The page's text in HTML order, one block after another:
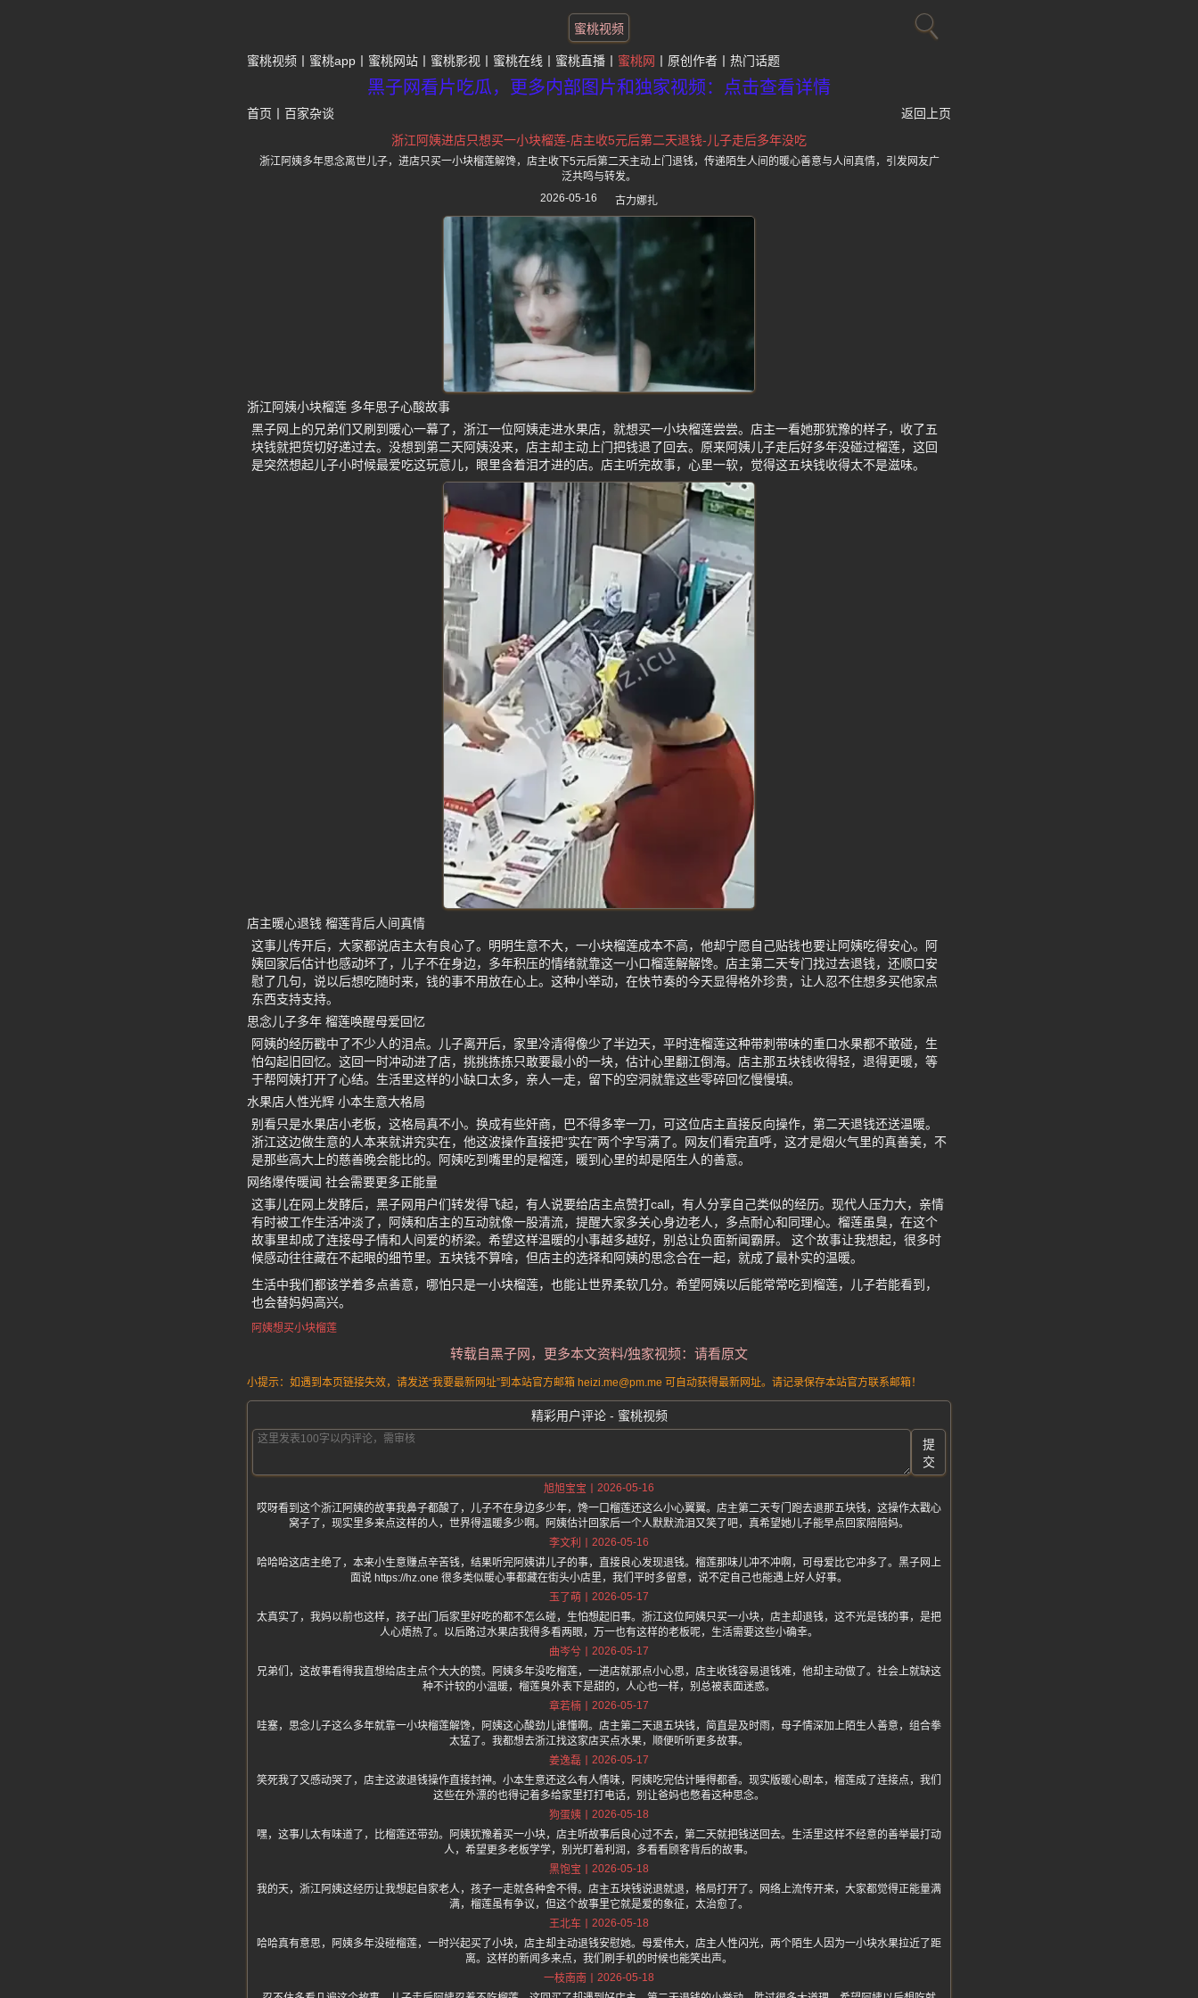
蜜桃视频
蜜桃视频 蜜桃app 蜜桃网站 蜜桃影视 蜜桃在线 蜜桃直播 蜜桃网 原创作者 热门话题
黑子网看片吃瓜，更多内部图片和独家视频：点击查看详情
首页 百家杂谈
返回上页
浙江阿姨进店只想买一小块榴莲-店主收5元后第二天退钱-儿子走后多年没吃
浙江阿姨多年思念离世儿子，进店只买一小块榴莲解馋，店主收下5元后第二天主动上门退钱，传递陌生人间的暖心善意与人间真情，引发网友广
泛共鸣与转发。
2026-05-16
古力娜扎
浙江阿姨小块榴莲 多年思子心酸故事
黑子网上的兄弟们又刷到暖心一幕了，浙江一位阿姨走进水果店，就想买一小块榴莲尝尝。店主一看她那犹豫的样子，收了五
块钱就把货切好递过去。没想到第二天阿姨没来，店主却主动上门把钱退了回去。原来阿姨儿子走后好多年没碰过榴莲，这回
是突然想起儿子小时候最爱吃这玩意儿，眼里含着泪才进的店。店主听完故事，心里一软，觉得这五块钱收得太不是滋味。
店主暖心退钱 榴莲背后人间真情
这事儿传开后，大家都说店主太有良心了。明明生意不大，一小块榴莲成本不高，他却宁愿自己贴钱也要让阿姨吃得安心。阿
姨回家后估计也感动坏了，儿子不在身边，多年积压的情绪就靠这一小口榴莲解解馋。店主第二天专门找过去退钱，还顺口安
慰了几句，说以后想吃随时来，钱的事不用放在心上。这种小举动，在快节奏的今天显得格外珍贵，让人忍不住想多买他家点
东西支持支持。
思念儿子多年 榴莲唤醒母爱回忆
阿姨的经历戳中了不少人的泪点。儿子离开后，家里冷清得像少了半边天，平时连榴莲这种带刺带味的重口水果都不敢碰，生
怕勾起旧回忆。这回一时冲动进了店，挑挑拣拣只敢要最小的一块，估计心里翻江倒海。店主那五块钱收得轻，退得更暖，等
于帮阿姨打开了心结。生活里这样的小缺口太多，亲人一走，留下的空洞就靠这些零碎回忆慢慢填。
水果店人性光辉 小本生意大格局
别看只是水果店小老板，这格局真不小。换成有些奸商，巴不得多宰一刀，可这位店主直接反向操作，第二天退钱还送温暖。
浙江这边做生意的人本来就讲究实在，他这波操作直接把“实在”两个字写满了。网友们看完直呼，这才是烟火气里的真善美，不
是那些高大上的慈善晚会能比的。阿姨吃到嘴里的是榴莲，暖到心里的却是陌生人的善意。
网络爆传暖闻 社会需要更多正能量
这事儿在网上发酵后，黑子网用户们转发得飞起，有人说要给店主点赞打call，有人分享自己类似的经历。现代人压力大，亲情
有时被工作生活冲淡了，阿姨和店主的互动就像一股清流，提醒大家多关心身边老人，多点耐心和同理心。榴莲虽臭，在这个
故事里却成了连接母子情和人间爱的桥梁。希望这样温暖的小事越多越好，别总让负面新闻霸屏。 这个故事让我想起，很多时
候感动往往藏在不起眼的细节里。五块钱不算啥，但店主的选择和阿姨的思念合在一起，就成了最朴实的温暖。
生活中我们都该学着多点善意，哪怕只是一小块榴莲，也能让世界柔软几分。希望阿姨以后能常常吃到榴莲，儿子若能看到，
也会替妈妈高兴。
阿姨想买小块榴莲
转载自黑子网，更多本文资料/独家视频：请看原文
小提示：如遇到本页链接失效，请发送“我要最新网址”到本站官方邮箱 heizi.me@pm.me 可自动获得最新网址。请记录保存本站官方联系邮箱！
精彩用户评论 - 蜜桃视频
提
交
旭旭宝宝
2026-05-16
哎呀看到这个浙江阿姨的故事我鼻子都酸了，儿子不在身边多少年，馋一口榴莲还这么小心翼翼。店主第二天专门跑去退那五块钱，这操作太戳心
窝子了，现实里多来点这样的人，世界得温暖多少啊。阿姨估计回家后一个人默默流泪又笑了吧，真希望她儿子能早点回家陪陪妈。
李文利
2026-05-16
哈哈哈这店主绝了，本来小生意赚点辛苦钱，结果听完阿姨讲儿子的事，直接良心发现退钱。榴莲那味儿冲不冲啊，可母爱比它冲多了。黑子网上
面说 https://hz.one 很多类似暖心事都藏在街头小店里，我们平时多留意，说不定自己也能遇上好人好事。
玉了萌
2026-05-17
太真实了，我妈以前也这样，孩子出门后家里好吃的都不怎么碰，生怕想起旧事。浙江这位阿姨只买一小块，店主却退钱，这不光是钱的事，是把
人心焐热了。以后路过水果店我得多看两眼，万一也有这样的老板呢，生活需要这些小确幸。
曲岑兮
2026-05-17
兄弟们，这故事看得我直想给店主点个大大的赞。阿姨多年没吃榴莲，一进店就那点小心思，店主收钱容易退钱难，他却主动做了。社会上就缺这
种不计较的小温暖，榴莲臭外表下是甜的，人心也一样，别总被表面迷惑。
章若楠
2026-05-17
哇塞，思念儿子这么多年就靠一小块榴莲解馋，阿姨这心酸劲儿谁懂啊。店主第二天退五块钱，简直是及时雨，母子情深加上陌生人善意，组合拳
太猛了。我都想去浙江找这家店买点水果，顺便听听更多故事。
姜逸磊
2026-05-17
笑死我了又感动哭了，店主这波退钱操作直接封神。小本生意还这么有人情味，阿姨吃完估计睡得都香。现实版暖心剧本，榴莲成了连接点，我们
这些在外漂的也得记着多给家里打打电话，别让爸妈也憋着这种思念。
狗蛋姨
2026-05-18
嘿，这事儿太有味道了，比榴莲还带劲。阿姨犹豫着买一小块，店主听故事后良心过不去，第二天就把钱送回去。生活里这样不经意的善举最打动
人，希望更多老板学学，别光盯着利润，多看看顾客背后的故事。
黑饱宝
2026-05-18
我的天，浙江阿姨这经历让我想起自家老人，孩子一走就各种舍不得。店主五块钱说退就退，格局打开了。网络上流传开来，大家都觉得正能量满
满，榴莲虽有争议，但这个故事里它就是爱的象征，太治愈了。
王北车
2026-05-18
哈哈真有意思，阿姨多年没碰榴莲，一时兴起买了小块，店主却主动退钱安慰她。母爱伟大，店主人性闪光，两个陌生人因为一小块水果拉近了距
离。这样的新闻多来点，我们刷手机的时候也能笑出声。
一枝南南
2026-05-18